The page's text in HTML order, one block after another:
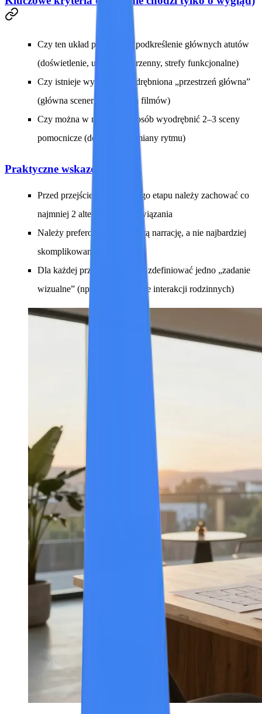
Czy ten układ pozwala na podkreślenie głównych atutów
(doświetlenie, układ przestrzenny, strefy funkcjonalne)
Czy istnieje wyraźnie wyodrębniona „przestrzeń główna”
(główna sceneria kolejnych filmów)
Czy można w naturalny sposób wyodrębnić 2–3 sceny
pomocnicze (do przejść i zmiany rytmu)
Praktyczne wskazówki
Przed przejściem do kolejnego etapu należy zachować co
najmniej 2 alternatywne rozwiązania
Należy preferować przejrzystą narrację, a nie najbardziej
skomplikowany układ
Dla każdej przestrzeni należy zdefiniować jedno „zadanie
wizualne” (np. salon = miejsce interakcji rodzinnych)